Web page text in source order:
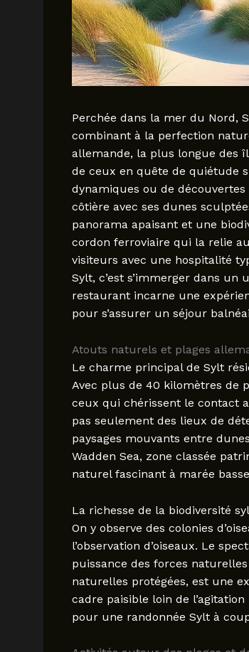
Perchée dans la mer du Nord,
combinant à la perfection
allemande, la plus longue des
de ceux en quête de quiétude
dynamiques ou de
côtière avec ses dunes
panorama apaisant et une
cordon ferroviaire qui la relie
visiteurs avec une hospitalité
Sylt, c’est s’immerger dans
restaurant incarne une
pour s’assurer un séjour
Atouts naturels et plages
Le charme principal de Sylt
Avec plus de 40 kilomètres de
ceux qui chérissent le contact
pas seulement des lieux de
paysages mouvants entre
Wadden Sea, zone classée
naturel fascinant à marée
La richesse de la biodiversité
On y observe des colonies
l’observation d’oiseaux. Le
puissance des forces
naturelles protégées, est une
cadre paisible loin de
pour une randonnée Sylt à